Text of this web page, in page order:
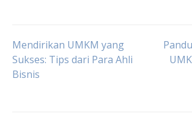
Post
navigation
Mendirikan UMKM yang
Sukses: Tips dari Para Ahli
Bisnis